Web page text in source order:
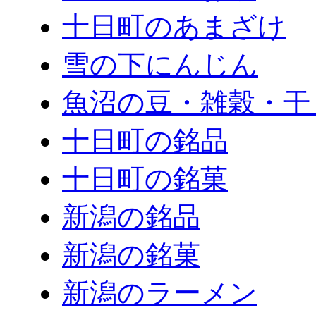
十日町のあまざけ
雪の下にんじん
魚沼の豆・雑穀・
十日町の銘品
十日町の銘菓
新潟の銘品
新潟の銘菓
新潟のラーメン